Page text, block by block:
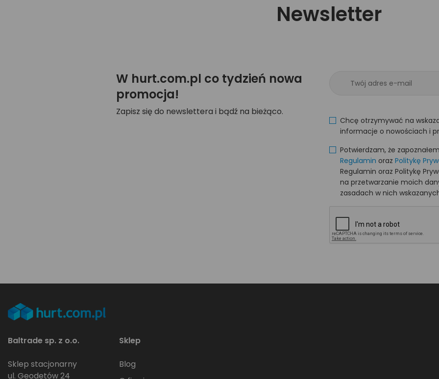
Newsletter
W hurt.com.pl co tydzień nowa
promocja!
Zapisz się do newslettera i bądź na bieżąco.
Chcę otrzymywać na
informacje o nowościach i
Potwierdzam, że
Regulamin oraz Politykę
Regulamin oraz Politykę
na przetwarzanie moich
zasadach w nich
Baltrade sp. z o.o.
Sklep stacjonarny
ul. Geodetów 24
Sklep
Blog